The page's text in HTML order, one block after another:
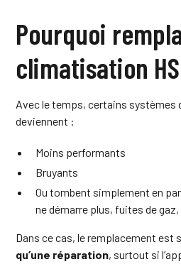
Pourquoi
climatisation
Avec le temps, certains systèmes
deviennent :
Moins performants
Bruyants
Ou tombent simplement en
ne démarre plus, fuites de
Dans ce cas, le remplacement est
qu’une réparation, surtout si